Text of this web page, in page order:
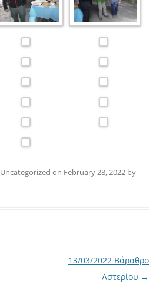
Uncategorized on February 28, 2022 by
13/03/2022 Βάραθρο
Αστερίου →